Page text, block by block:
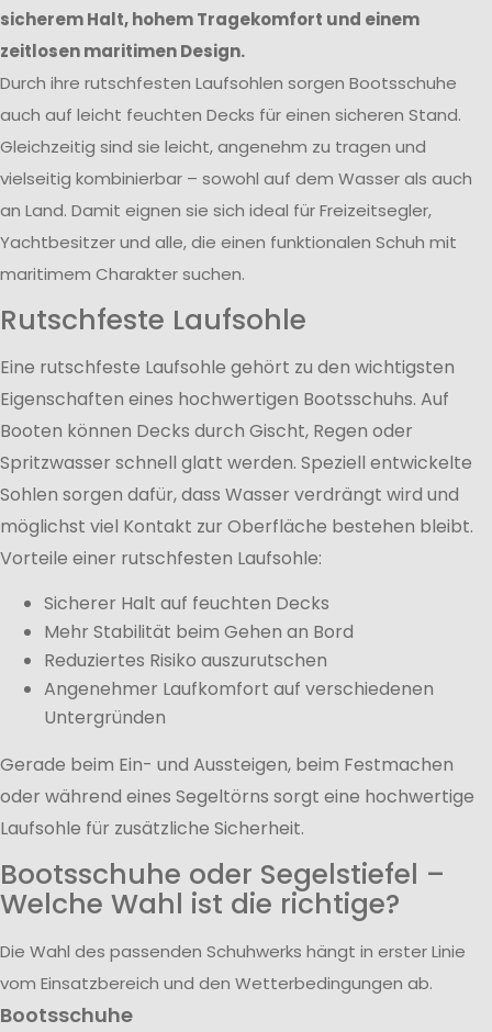
sicherem Halt, hohem Tragekomfort und einem
zeitlosen maritimen Design.
Durch ihre rutschfesten Laufsohlen sorgen Bootsschuhe
auch auf leicht feuchten Decks für einen sicheren Stand.
Gleichzeitig sind sie leicht, angenehm zu tragen und
vielseitig kombinierbar – sowohl auf dem Wasser als auch
an Land. Damit eignen sie sich ideal für Freizeitsegler,
Yachtbesitzer und alle, die einen funktionalen Schuh mit
maritimem Charakter suchen.
Rutschfeste Laufsohle
Eine rutschfeste Laufsohle gehört zu den wichtigsten
Eigenschaften eines hochwertigen Bootsschuhs. Auf
Booten können Decks durch Gischt, Regen oder
Spritzwasser schnell glatt werden. Speziell entwickelte
Sohlen sorgen dafür, dass Wasser verdrängt wird und
möglichst viel Kontakt zur Oberfläche bestehen bleibt.
Vorteile einer rutschfesten Laufsohle:
Sicherer Halt auf feuchten Decks
Mehr Stabilität beim Gehen an Bord
Reduziertes Risiko auszurutschen
Angenehmer Laufkomfort auf verschiedenen
Untergründen
Gerade beim Ein- und Aussteigen, beim Festmachen
oder während eines Segeltörns sorgt eine hochwertige
Laufsohle für zusätzliche Sicherheit.
Bootsschuhe oder Segelstiefel –
Welche Wahl ist die richtige?
Die Wahl des passenden Schuhwerks hängt in erster Linie
vom Einsatzbereich und den Wetterbedingungen ab.
Bootsschuhe